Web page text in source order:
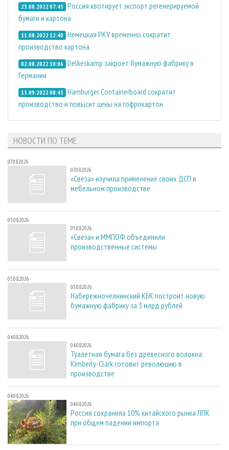
23.08.2022 07:45 Россия квотирует экспорт регенерируемой
бумаги и картона
11.08.2022 12:40 Немецкая PKV временно сократит
производство картона
02.08.2022 10:06 Delkeskamp закроет бумажную фабрику в
Германии
15.09.2022 08:43 Hamburger Containerboard сократит
производство и повысит цены на гофрокартон
НОВОСТИ ПО ТЕМЕ
07.08.2026
07.08.2026
«Свеза» изучила применение своих ДСП в
мебельном производстве
05.08.2026
05.08.2026
«Свеза» и ММПОФ объединили
производственные системы
05.08.2026
05.08.2026
Набережночелнинский КБК построит новую
бумажную фабрику за 3 млрд рублей
04.08.2026
04.08.2026
Туалетная бумага без древесного волокна:
Kimberly-Clark готовит революцию в
производстве
04.08.2026
04.08.2026
Россия сохранила 10% китайского рынка ЛПК
при общем падении импорта